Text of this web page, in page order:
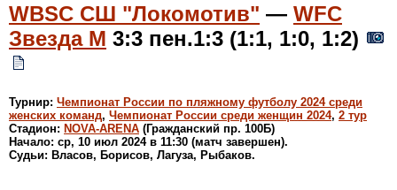
WBSC СШ "Локомотив" — WFC
Звезда М 3:3 пен.1:3 (1:1, 1:0, 1:2)
Турнир: Чемпионат России по пляжному футболу 2024 среди
женских команд, Чемпионат России среди женщин 2024, 2 тур
Стадион: NOVA-ARENA (Гражданский пр. 100Б)
Начало: ср, 10 июл 2024 в 11:30 (матч завершен).
Судьи: Власов, Борисов, Лагуза, Рыбаков.